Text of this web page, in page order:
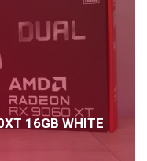
16GB WHITE